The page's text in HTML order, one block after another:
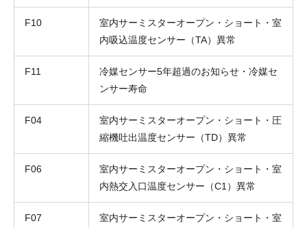
F10
室内サーミスターオープン・ショート・室
内吸込温度センサー（TA）異常
F11
冷媒センサー5年超過のお知らせ・冷媒セ
ンサー寿命
F04
室内サーミスターオープン・ショート・圧
縮機吐出温度センサー（TD）異常
F06
室内サーミスターオープン・ショート・室
内熱交入口温度センサー（C1）異常
F07
室内サーミスターオープン・ショート・室